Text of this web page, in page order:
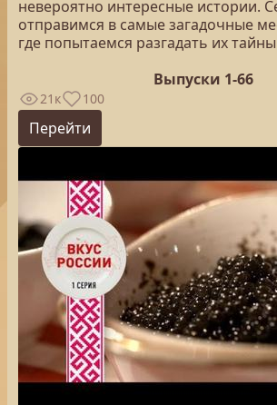
невероятно интересные истории.
отправимся в самые загадочные
где попытаемся разгадать их
Выпуски 1-66
21к 100
Перейти